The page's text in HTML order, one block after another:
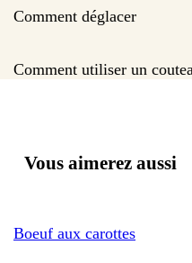
Comment déglacer
Comment utiliser un
Vous aimerez aussi
Boeuf aux carottes